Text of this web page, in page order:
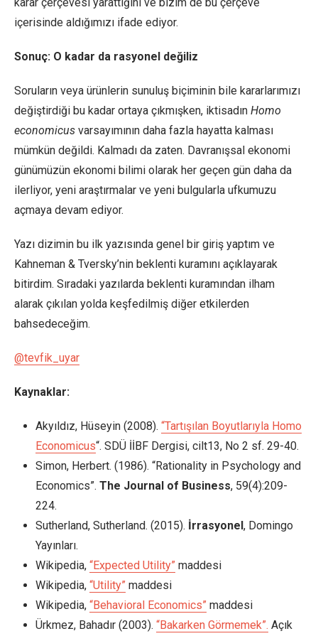
karar çerçevesi yarattığını ve bizim de bu çerçeve
içerisinde aldığımızı ifade ediyor.
Sonuç: O kadar da rasyonel değiliz
Soruların veya ürünlerin sunuluş biçiminin bile kararlarımızı
değiştirdiği bu kadar ortaya çıkmışken, iktisadın Homo
economicus varsayımının daha fazla hayatta kalması
mümkün değildi. Kalmadı da zaten. Davranışsal ekonomi
günümüzün ekonomi bilimi olarak her geçen gün daha da
ilerliyor, yeni araştırmalar ve yeni bulgularla ufkumuzu
açmaya devam ediyor.
Yazı dizimin bu ilk yazısında genel bir giriş yaptım ve
Kahneman & Tversky’nin beklenti kuramını açıklayarak
bitirdim. Sıradaki yazılarda beklenti kuramından ilham
alarak çıkılan yolda keşfedilmiş diğer etkilerden
bahsedeceğim.
@tevfik_uyar
Kaynaklar:
Akyıldız, Hüseyin (2008). “Tartışılan Boyutlarıyla Homo
Economicus“. SDÜ İİBF Dergisi, cilt13, No 2 sf. 29-40.
Simon, Herbert. (1986). “Rationality in Psychology and
Economics”. The Journal of Business, 59(4):209-
224.
Sutherland, Sutherland. (2015). İrrasyonel , Domingo
Yayınları.
Wikipedia, “Expected Utility” maddesi
Wikipedia, “Utility” maddesi
Wikipedia, “Behavioral Economics” maddesi
Ürkmez, Bahadır (2003). “Bakarken Görmemek”. Açık